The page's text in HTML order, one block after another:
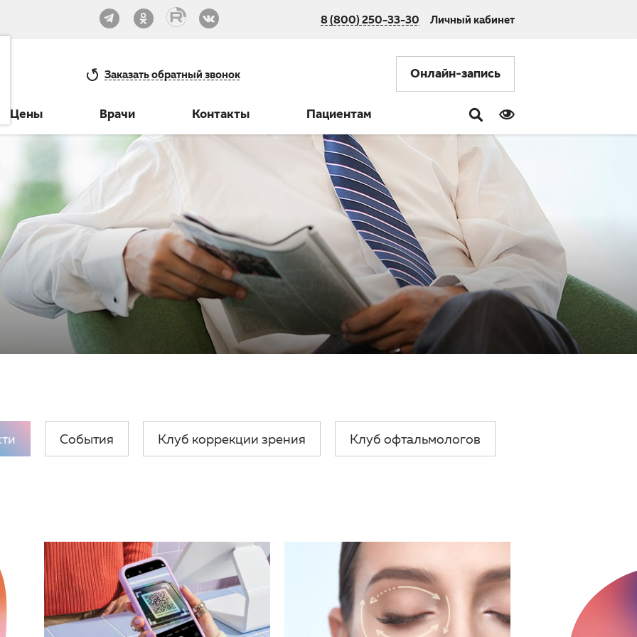
8 (800) 250-33-30 Личный кабинет
Заказатьобратный звонок Онлайн-запись
Цены Врачи Контакты Пациентам
События Клуб коррекции зрения Клуб офтальмологов